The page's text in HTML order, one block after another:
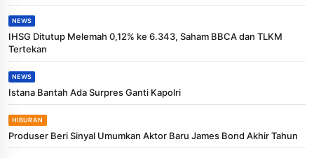
NEWS
IHSG Ditutup Melemah 0,12% ke 6.343, Saham BBCA dan TLKM
Tertekan
NEWS
Istana Bantah Ada Surpres Ganti Kapolri
HIBURAN
Produser Beri Sinyal Umumkan Aktor Baru James Bond Akhir Tahun